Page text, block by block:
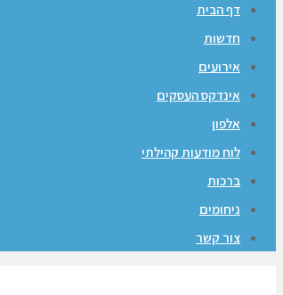
דף הבית
חדשות
אירועים
אינדקס העסקים
אלפון
לוח מודעות קהילתי
ברכות
ניחומים
צור קשר